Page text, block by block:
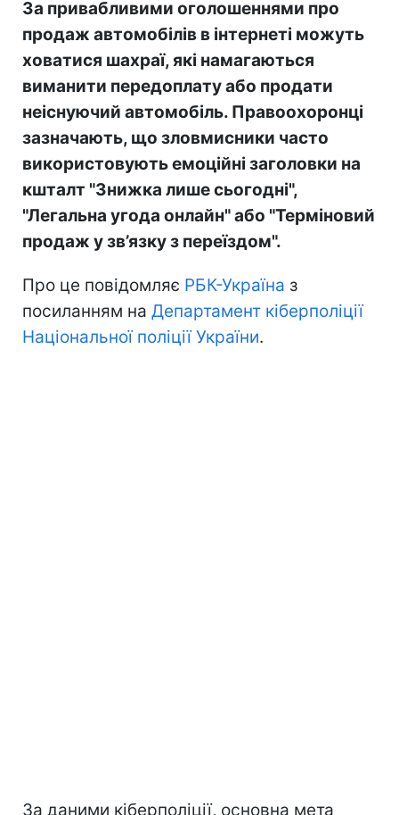
За привабливими оголошеннями про
продаж автомобілів в інтернеті можуть
ховатися шахраї, які намагаються
виманити передоплату або продати
неіснуючий автомобіль. Правоохоронці
зазначають, що зловмисники часто
використовують емоційні заголовки на
кшталт "Знижка лише сьогодні",
"Легальна угода онлайн" або "Терміновий
продаж у зв’язку з переїздом".
Про це повідомляє РБК-Україна з
посиланням на Департамент кіберполіції
Національної поліції України.
За даними кіберполіції, основна мета